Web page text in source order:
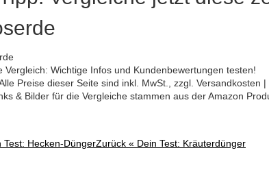
Vergleich: Wichtige Infos und Kundenbewertungen testen!
Preise dieser Seite sind inkl. MwSt., zzgl.
& Bilder für die Vergleiche stammen aus der Amazon
Test: Hecken-DüngerZurück « Dein Test: Kräuterdünger